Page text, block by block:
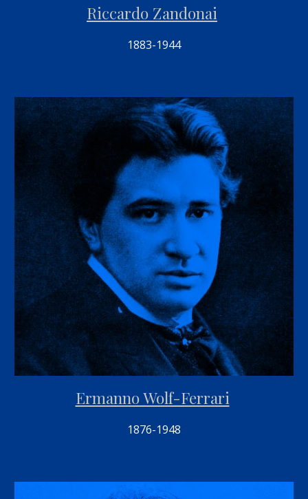
Riccardo Zandonai
1883-1944
Ermanno Wolf-Ferrari
1876-1948